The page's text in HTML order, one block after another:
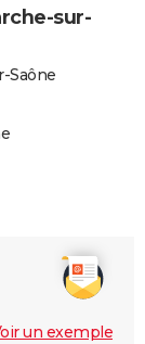
sur-
Saône
un exemple